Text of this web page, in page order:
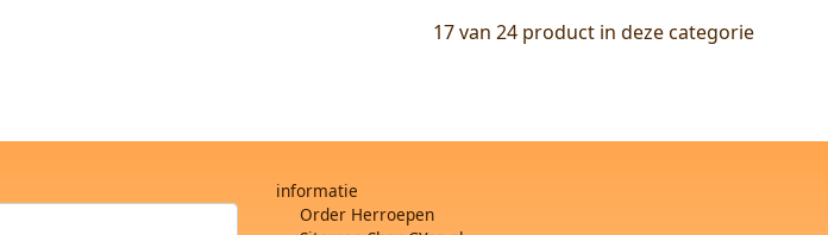
17 van 24 product in deze categorie
informatie
Order Herroepen